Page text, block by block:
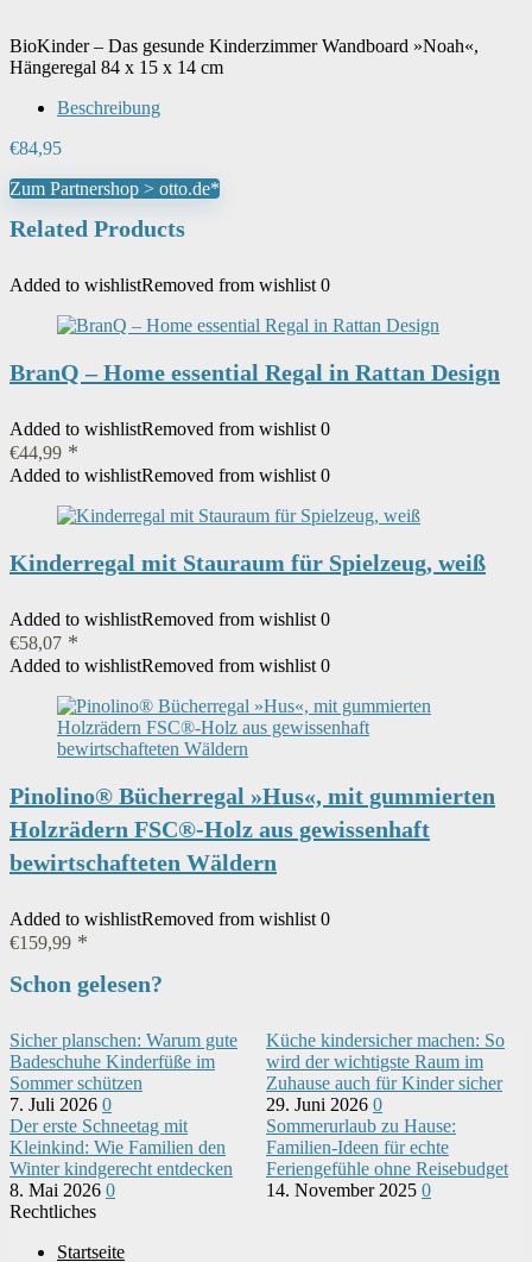
BioKinder – Das gesunde Kinderzimmer Wandboard »Noah«,
Hängeregal 84 x 15 x 14 cm
Beschreibung
€84,95
Zum Partnershop > otto.de*
Related Products
Added to wishlistRemoved from wishlist 0
BranQ – Home essential Regal in Rattan Design
Added to wishlistRemoved from wishlist 0
€44,99
Added to wishlistRemoved from wishlist 0
Kinderregal mit Stauraum für Spielzeug, weiß
Added to wishlistRemoved from wishlist 0
€58,07
Added to wishlistRemoved from wishlist 0
Pinolino® Bücherregal »Hus«, mit gummierten
Holzrädern FSC®-Holz aus gewissenhaft
bewirtschafteten Wäldern
Added to wishlistRemoved from wishlist 0
€159,99
Schon gelesen?
Sicher planschen: Warum gute
Badeschuhe Kinderfüße im
Sommer schützen
7. Juli 2026 0
Küche kindersicher machen: So
wird der wichtigste Raum im
Zuhause auch für Kinder sicher
29. Juni 2026 0
Der erste Schneetag mit
Kleinkind: Wie Familien den
Winter kindgerecht entdecken
8. Mai 2026 0
Sommerurlaub zu Hause:
Familien-Ideen für echte
Feriengefühle ohne Reisebudget
14. November 2025 0
Rechtliches
Startseite